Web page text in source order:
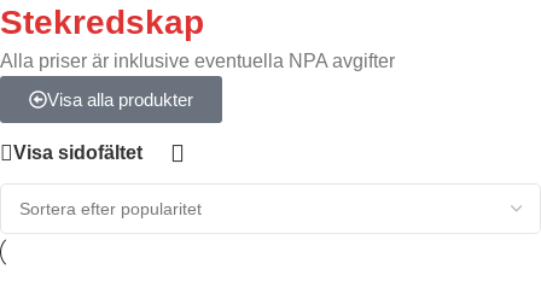
Stekredskap
Alla priser är inklusive eventuella NPA avgifter
Visa alla produkter
Visa sidofältet